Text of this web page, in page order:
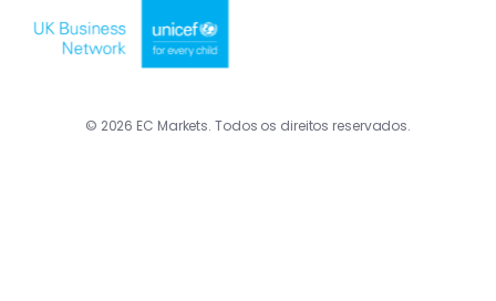
© 2026 EC Markets. Todos os direitos reservados.